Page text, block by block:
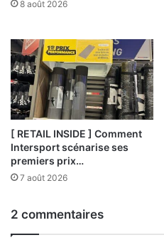
8 août 2026
[ RETAIL INSIDE ] Comment
Intersport scénarise ses
premiers prix…
7 août 2026
2 commentaires